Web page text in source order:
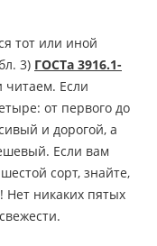
тот или иной
3) ГОСТа 3916.1-
читаем. Если
от первого до
и дорогой, а
Если вам
сорт, знайте,
Нет никаких пятых